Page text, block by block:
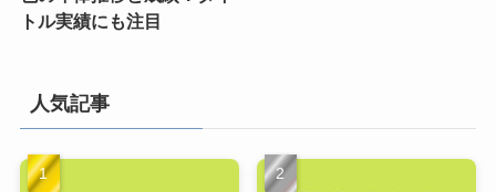
トル実績にも注目
人気記事